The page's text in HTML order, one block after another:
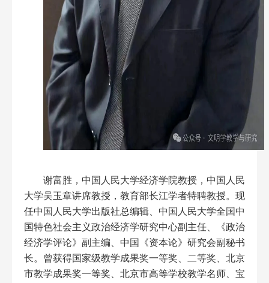
谢富胜，中国人民大学经济学院教授，中国人民
大学吴玉章讲席教授，教育部长江学者特聘教授。现
任中国人民大学出版社总编辑、中国人民大学全国中
国特色社会主义政治经济学研究中心副主任、《政治
经济学评论》副主编、中国《资本论》研究会副秘书
长。曾获得国家级教学成果奖一等奖、二等奖、北京
市教学成果奖一等奖、北京市高等学校教学名师、宝